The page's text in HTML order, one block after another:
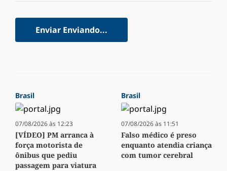
Enviar Enviando...
Brasil
07/08/2026 às 12:23
[VÍDEO] PM arranca à
força motorista de
ônibus que pediu
passagem para viatura
Brasil
07/08/2026 às 11:51
Falso médico é preso
enquanto atendia criança
com tumor cerebral